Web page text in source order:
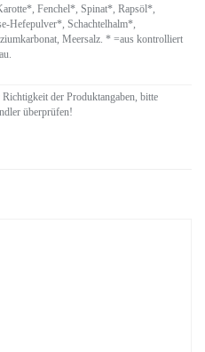
Fenchel*, Spinat*, Rapsöl*,
Hefepulver*, Schachtelhalm*,
Meersalz. * =aus kontrolliert
der Produktangaben, bitte
überprüfen!